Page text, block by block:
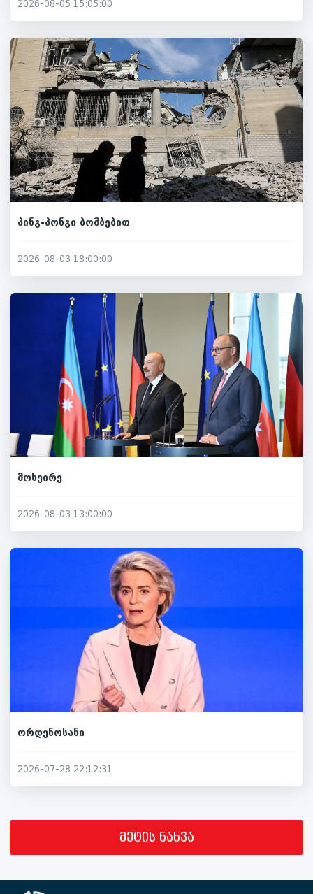
2026-08-05 15:05:00
პინგ-პონგი ბომბებით
2026-08-03 18:00:00
მოხეირე
2026-08-03 13:00:00
ორდენოსანი
2026-07-28 22:12:31
მეტის ნახვა